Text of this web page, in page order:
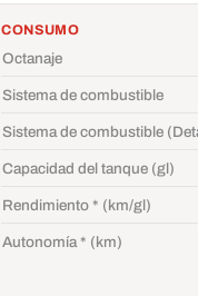
CONSUMO
Octanaje
Sistema de combustible
Sistema de combustible
Capacidad del tanque (gl)
Rendimiento * (km/gl)
Autonomía * (km)